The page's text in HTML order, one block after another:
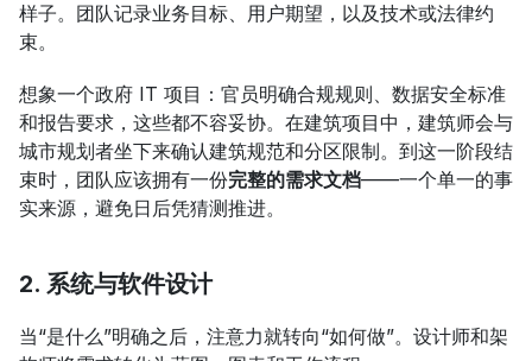
样子。团队记录业务目标、用户期望，以及技术或法律约
束。
想象一个政府 IT 项目：官员明确合规规则、数据安全标准
和报告要求，这些都不容妥协。在建筑项目中，建筑师会与
城市规划者坐下来确认建筑规范和分区限制。到这一阶段结
束时，团队应该拥有一份完整的需求文档——一个单一的事
实来源，避免日后凭猜测推进。
2. 系统与软件设计
当“是什么”明确之后，注意力就转向“如何做”。设计师和架